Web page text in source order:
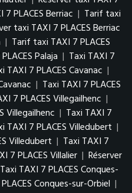
7 PLACES Berriac | Tarif taxi
taxi TAXI 7 PLACES Berriac
| Tarif taxi TAXI 7 PLACES
Palaja | Taxi TAXI 7
TAXI 7 PLACES Cavanac |
| Taxi TAXI 7 PLACES
7 PLACES Villegailhenc |
Villegailhenc | Taxi TAXI 7
TAXI 7 PLACES Villedubert |
Villedubert | Taxi TAXI 7
7 PLACES Villalier | Réserver
Taxi TAXI 7 PLACES Conques-
Conques-sur-Orbiel |